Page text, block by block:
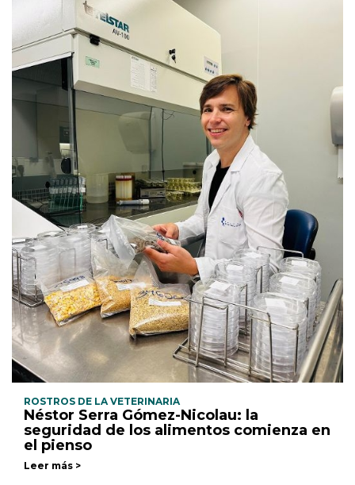
ROSTROS DE LA VETERINARIA
Néstor Serra Gómez-Nicolau: la
seguridad de los alimentos comienza en
el pienso
Leer más >